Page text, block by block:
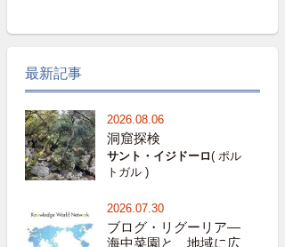
最新記事
2026.08.06
洞窟探検
サント・イジドーロ( ポル
トガル )
2026.07.30
ブログ・リグーリア―
海中菜園と、地域に広